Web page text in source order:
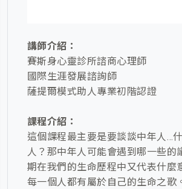
講師介紹：
賽斯身心靈診所諮商心理師
國際生涯發展諮詢師
薩提爾模式助人專業初階認證
課程介紹：
這個課程最主要是要談談中年人…
人？那中年人可能會遇到哪一些的
期在我們的生命歷程中又代表什麼
每一個人都有屬於自己的生命之歌